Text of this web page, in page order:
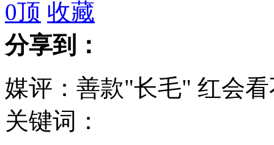
"三高合唱团"多数高官愿捐献器官
日政府称3年内决定是否重启核电
0顶 收藏
分享到：
媒评：善款"长毛" 红会
关键词：